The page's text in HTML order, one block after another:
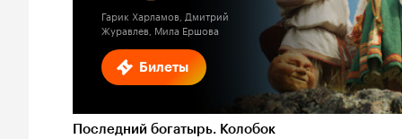
Билеты
Гарик Харламов, Дмитрий
Журавлев, Мила Ершова
Последний богатырь. Колобок